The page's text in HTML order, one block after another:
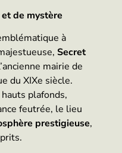
de mystère
à
Secret
mairie de
du XIXe siècle.
plafonds,
feutrée, le lieu
prestigieuse,